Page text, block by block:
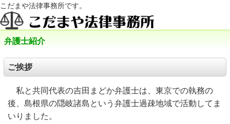
こだまや法律事務所です。
弁護士紹介
ご挨拶
私と共同代表の吉田まどか弁護士は、東京での執務の
後、島根県の隠岐諸島という弁護士過疎地域で活動してま
いりました。